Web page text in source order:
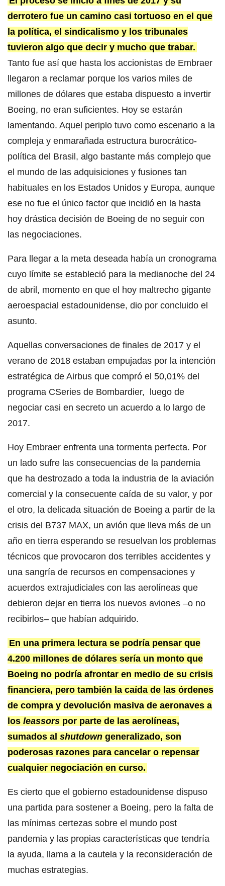
derrotero fue un camino casi tortuoso en el que
la política, el sindicalismo y los tribunales
tuvieron algo que decir y mucho que trabar.
Tanto fue así que hasta los accionistas de Embraer
llegaron a reclamar porque los varios miles de
millones de dólares que estaba dispuesto a invertir
Boeing, no eran suficientes. Hoy se estarán
lamentando. Aquel periplo tuvo como escenario a la
compleja y enmarañada estructura burocrático-
política del Brasil, algo bastante más complejo que
el mundo de las adquisiciones y fusiones tan
habituales en los Estados Unidos y Europa, aunque
ese no fue el único factor que incidió en la hasta
hoy drástica decisión de Boeing de no seguir con
las negociaciones.
Para llegar a la meta deseada había un cronograma
cuyo límite se estableció para la medianoche del 24
de abril, momento en que el hoy maltrecho gigante
aeroespacial estadounidense, dio por concluido el
asunto.
Aquellas conversaciones de finales de 2017 y el
verano de 2018 estaban empujadas por la intención
estratégica de Airbus que compró el 50,01% del
programa CSeries de Bombardier, luego de
negociar casi en secreto un acuerdo a lo largo de
2017.
Hoy Embraer enfrenta una tormenta perfecta. Por
un lado sufre las consecuencias de la pandemia
que ha destrozado a toda la industria de la aviación
comercial y la consecuente caída de su valor, y por
el otro, la delicada situación de Boeing a partir de la
crisis del B737 MAX, un avión que lleva más de un
año en tierra esperando se resuelvan los problemas
técnicos que provocaron dos terribles accidentes y
una sangría de recursos en compensaciones y
acuerdos extrajudiciales con las aerolíneas que
debieron dejar en tierra los nuevos aviones –o no
recibirlos– que habían adquirido.
En una primera lectura se podría pensar que
4.200 millones de dólares sería un monto que
Boeing no podría afrontar en medio de su crisis
financiera, pero también la caída de las órdenes
de compra y devolución masiva de aeronaves a
los leassors por parte de las aerolíneas,
sumados al shutdown generalizado, son
poderosas razones para cancelar o repensar
cualquier negociación en curso.
Es cierto que el gobierno estadounidense dispuso
una partida para sostener a Boeing, pero la falta de
las mínimas certezas sobre el mundo post
pandemia y las propias características que tendría
la ayuda, llama a la cautela y la reconsideración de
muchas estrategias.